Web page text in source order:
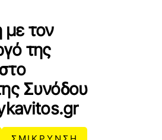
τον
της
Συνόδου